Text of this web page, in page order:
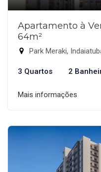
Apartamento à
64m²
Park Meraki,
3 Quartos 2
Mais informações